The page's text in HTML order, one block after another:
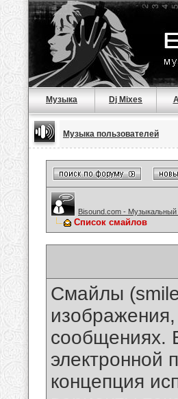
Музыка Dj Mixes
Музыка пользователей
Bisound.com - Музыкальный
Список смайлов
Смайлы
сообщениях.
электронной
концепция